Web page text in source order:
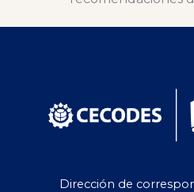
Dirección de